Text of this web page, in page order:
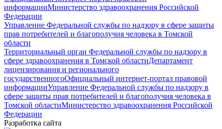
информацииМинистерство здравоохранения Российской
Федерации
Управление Федеральной службы по надзору в сфере защиты
прав потребителей и благополучия человека в Томской
области
Территориальный орган Федеральной службы по надзору в
сфере здравоохранения в Томской областиДепартамент
лицензирования и регионального
государственногоОфициальный интернет-портал правовой
информацииУправление Федеральной службы по надзору в
сфере защиты прав потребителей и благополучия человека в
Томской областиМинистерство здравоохранения Российской
Федерации
Разработка сайта